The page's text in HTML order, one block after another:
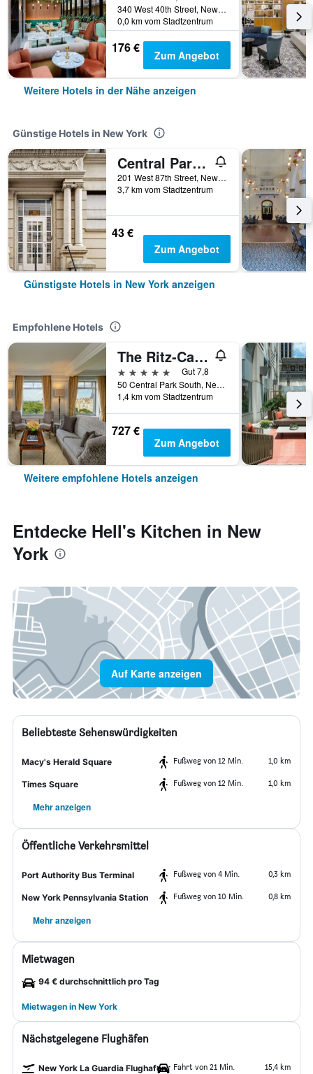
340 West 40th Street, New York, NY, USA
0,0 km vom Stadtzentrum
176 € Zum Angebot
Weitere Hotels in der Nähe anzeigen
Günstige Hotels in New York
Central Park West Hostel
201 West 87th Street, New York, NY, USA
3,7 km vom Stadtzentrum
43 €
Zum Angebot
Günstigste Hotels in New York anzeigen
Empfohlene Hotels
The Ritz-Carlton New York Central Park
5 Sterne
Gut 7,8
50 Central Park South, New York, NY, USA
1,4 km vom Stadtzentrum
727 €
Zum Angebot
Weitere empfohlene Hotels anzeigen
Entdecke Hell's Kitchen in New
York
Auf Karte anzeigen
Beliebteste Sehenswürdigkeiten
Macy's Herald Square Fußweg von 12 Min. 1,0 km
Times Square Fußweg von 12 Min. 1,0 km
Mehr anzeigen
Öffentliche Verkehrsmittel
Port Authority Bus Terminal Fußweg von 4 Min. 0,3 km
New York Pennsylvania Station Fußweg von 10 Min. 0,8 km
Mehr anzeigen
Mietwagen
94 € durchschnittlich pro Tag
Mietwagen in New York
Nächstgelegene Flughäfen
New York La Guardia Flughafen Fahrt von 21 Min. 15,4 km